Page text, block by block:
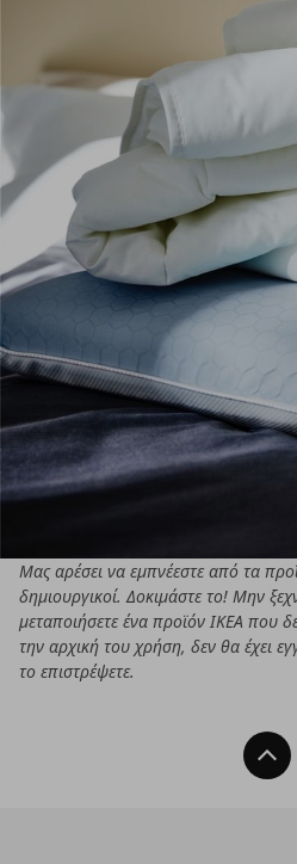
Μας αρέσει να εμπνέεστε από τα
δημιουργικοί. Δοκιμάστε το! Μην
μεταποιήσετε ένα προϊόν ΙΚΕΑ που
την αρχική του χρήση, δεν θα έχει
το επιστρέψετε.